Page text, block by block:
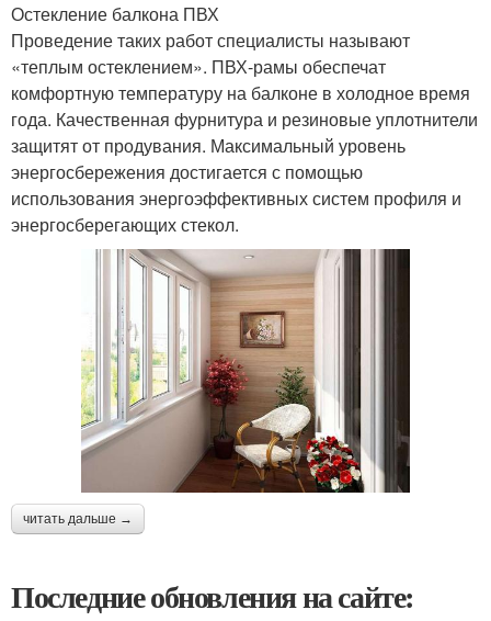
Остекление балкона ПВХ
Проведение таких работ специалисты называют
«теплым остеклением». ПВХ-рамы обеспечат
комфортную температуру на балконе в холодное время
года. Качественная фурнитура и резиновые уплотнители
защитят от продувания. Максимальный уровень
энергосбережения достигается с помощью
использования энергоэффективных систем профиля и
энергосберегающих стекол.
читать дальше →
Последние обновления на сайте: